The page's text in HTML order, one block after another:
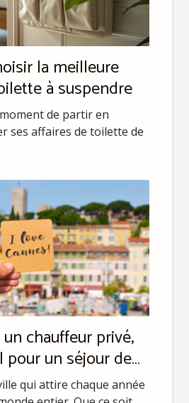
la meilleure
à suspendre
de partir en
ses affaires de toilette de
chauffeur privé,
pour un séjour de
qui attire chaque année